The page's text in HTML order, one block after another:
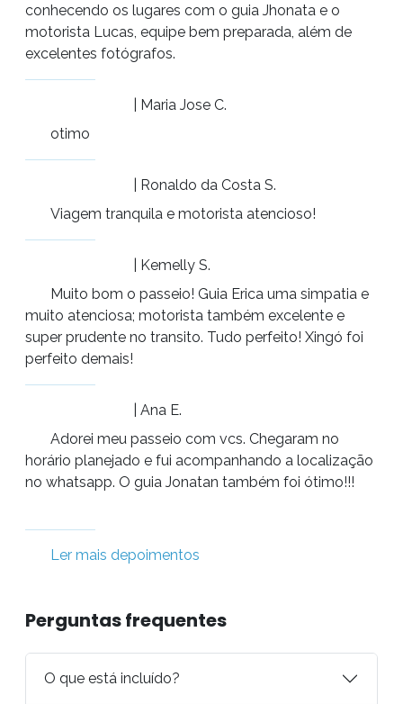
conhecendo os lugares com o guia Jhonata e o
motorista Lucas, equipe bem preparada, além de
excelentes fotógrafos.
| Maria Jose C.
otimo
| Ronaldo da Costa S.
Viagem tranquila e motorista atencioso!
| Kemelly S.
Muito bom o passeio! Guia Erica uma simpatia e
muito atenciosa; motorista também excelente e
super prudente no transito. Tudo perfeito! Xingó foi
perfeito demais!
| Ana E.
Adorei meu passeio com vcs. Chegaram no
horário planejado e fui acompanhando a localização
no whatsapp. O guia Jonatan também foi ótimo!!!
Ler mais depoimentos
Perguntas frequentes
O que está incluído?